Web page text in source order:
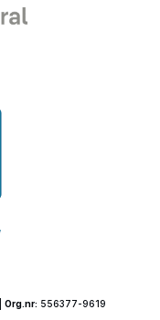
Org.nr: 556377-9619